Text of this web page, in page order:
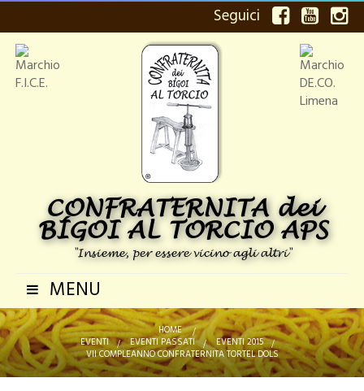
Seguici
CONFRATERNITA dei
BÍGOI AL TORCIO APS
"Insieme, per essere vicino agli altri"
Navigazione
Toggle
MENU
HOME
>
EVENTI > EVENTI PASSATI > EVENTI 2015 >
VII COMPLEANNO CONFRATERNITA TORTEL DOLS